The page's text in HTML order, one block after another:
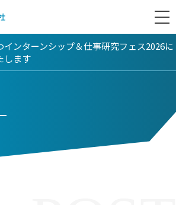
インターンシップ＆仕事研究フェス2026に
します